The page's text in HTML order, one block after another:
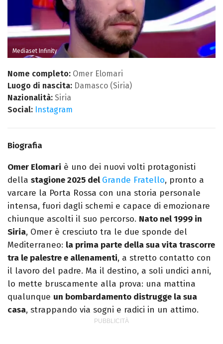
Mediaset Infinity
Nome completo: Omer Elomari
Luogo di nascita: Damasco (Siria)
Nazionalità: Siria
Social: Instagram
Biografia
Omer Elomari è uno dei nuovi volti protagonisti
della stagione 2025 del Grande Fratello, pronto a
varcare la Porta Rossa con una storia personale
intensa, fuori dagli schemi e capace di emozionare
chiunque ascolti il suo percorso. Nato nel 1999 in
Siria, Omer è cresciuto tra le due sponde del
Mediterraneo: la prima parte della sua vita trascorre
tra le palestre e allenamenti, a stretto contatto con
il lavoro del padre. Ma il destino, a soli undici anni,
lo mette bruscamente alla prova: una mattina
qualunque un bombardamento distrugge la sua
casa, strappando via sogni e radici in un attimo.